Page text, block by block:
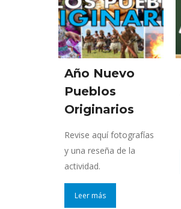
Año Nuevo
Pueblos
Originarios
Revise aquí fotografías
y una reseña de la
actividad.
Leer más